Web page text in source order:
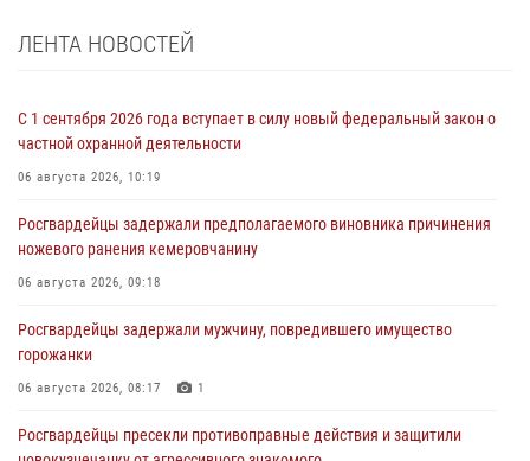
ЛЕНТА НОВОСТЕЙ
С 1 сентября 2026 года вступает в силу новый федеральный закон о
частной охранной деятельности
06 августа 2026, 10:19
Росгвардейцы задержали предполагаемого виновника причинения
ножевого ранения кемеровчанину
06 августа 2026, 09:18
Росгвардейцы задержали мужчину, повредившего имущество
горожанки
06 августа 2026, 08:17 1
Росгвардейцы пресекли противоправные действия и защитили